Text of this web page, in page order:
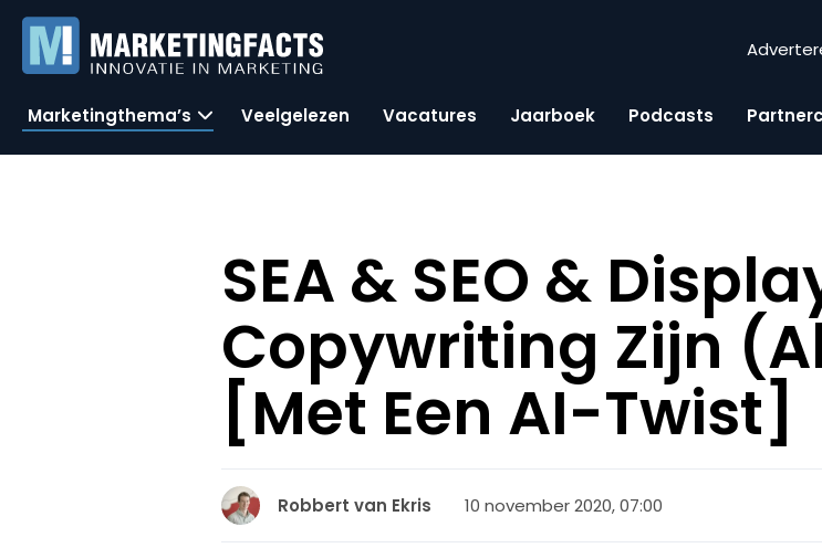
Marketingthema’s Veelgelezen Vacatures Jaarboek Podcasts
SEA & SEO &
Copywriting Zijn
[Met Een AI-Twist]
Robbert van Ekris 10 november 2020, 07:00